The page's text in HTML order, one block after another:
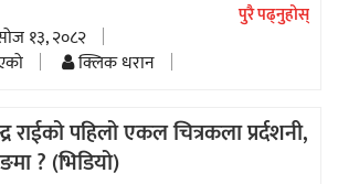
पुरै पढ्नुहोस्
१३, २०८२
क्लिक धरान
पहिलो एकल चित्रकला प्रर्दशनी,
? (भिडियो)